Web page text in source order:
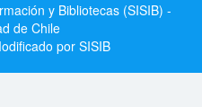
y Bibliotecas (SISIB) -
de Chile
por SISIB